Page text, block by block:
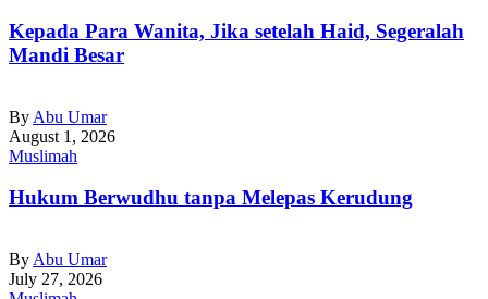
Kepada Para Wanita, Jika setelah Haid, Segeralah
Mandi Besar
By Abu Umar
August 1, 2026
Muslimah
Hukum Berwudhu tanpa Melepas Kerudung
By Abu Umar
July 27, 2026